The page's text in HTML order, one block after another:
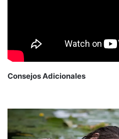
Consejos Adicionales